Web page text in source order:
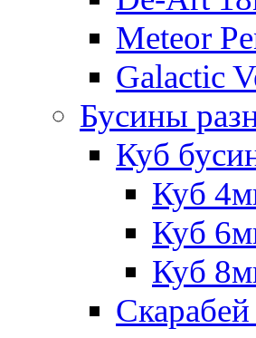
Meteor
Galactic
Бусины
Куб
Куб
Куб
Куб